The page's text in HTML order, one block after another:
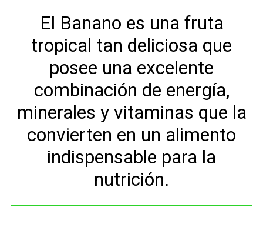
El Banano es una fruta
tropical tan deliciosa que
posee una excelente
combinación de energía,
minerales y vitaminas que la
convierten en un alimento
indispensable para la
nutrición.